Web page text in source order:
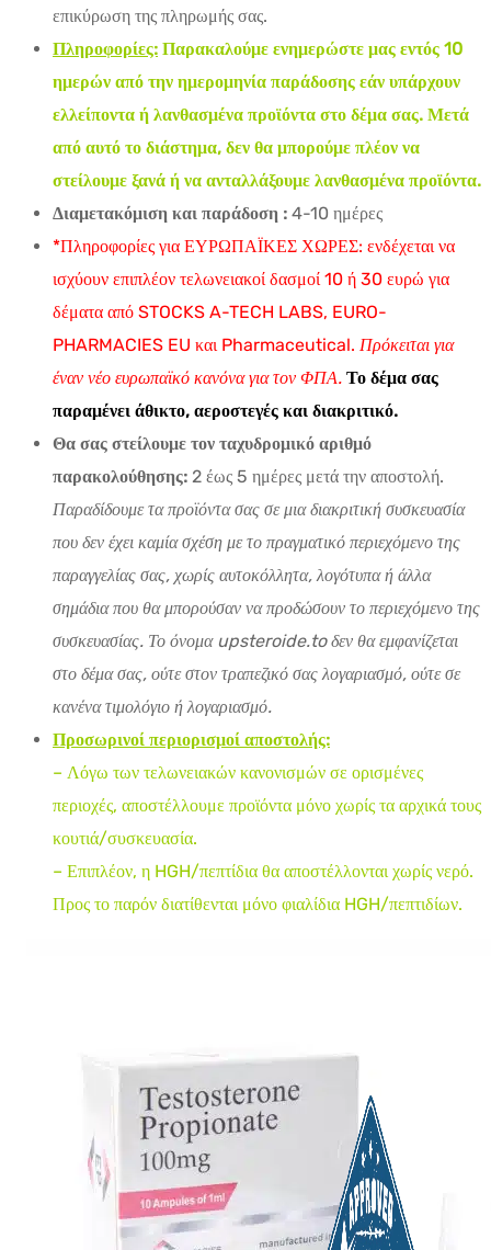
επικύρωση της πληρωμής σας.
Πληροφορίες: Παρακαλούμε ενημερώστε μας εντός 10
ημερών από την ημερομηνία παράδοσης εάν υπάρχουν
ελλείποντα ή λανθασμένα προϊόντα στο δέμα σας. Μετά
από αυτό το διάστημα, δεν θα μπορούμε πλέον να
στείλουμε ξανά ή να ανταλλάξουμε λανθασμένα προϊόντα.
Διαμετακόμιση και παράδοση : 4-10 ημέρες
*Πληροφορίες για ΕΥΡΩΠΑΪΚΕΣ ΧΩΡΕΣ: ενδέχεται να
ισχύουν επιπλέον τελωνειακοί δασμοί 10 ή 30 ευρώ για
δέματα από STOCKS A-TECH LABS, EURO-
PHARMACIES EU και Pharmaceutical. Πρόκειται για
έναν νέο ευρωπαϊκό κανόνα για τον ΦΠΑ. Το δέμα σας
παραμένει άθικτο, αεροστεγές και διακριτικό.
Θα σας στείλουμε τον ταχυδρομικό αριθμό
παρακολούθησης: 2 έως 5 ημέρες μετά την αποστολή.
Παραδίδουμε τα προϊόντα σας σε μια διακριτική συσκευασία
που δεν έχει καμία σχέση με το πραγματικό περιεχόμενο της
παραγγελίας σας, χωρίς αυτοκόλλητα, λογότυπα ή άλλα
σημάδια που θα μπορούσαν να προδώσουν το περιεχόμενο της
συσκευασίας. Το όνομα upsteroide.to δεν θα εμφανίζεται
στο δέμα σας, ούτε στον τραπεζικό σας λογαριασμό, ούτε σε
κανένα τιμολόγιο ή λογαριασμό.
Προσωρινοί περιορισμοί αποστολής:
– Λόγω των τελωνειακών κανονισμών σε ορισμένες
περιοχές, αποστέλλουμε προϊόντα μόνο χωρίς τα αρχικά τους
κουτιά/συσκευασία.
– Επιπλέον, η HGH/πεπτίδια θα αποστέλλονται χωρίς νερό.
Προς το παρόν διατίθενται μόνο φιαλίδια HGH/πεπτιδίων.